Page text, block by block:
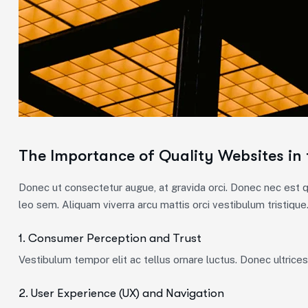
The Importance of Quality Websites
Donec ut consectetur augue, at gravida orci. Donec nec
leo sem. Aliquam viverra arcu mattis orci vestibulum
1. Consumer Perception and Trust
Vestibulum tempor elit ac tellus ornare luctus. Donec
2. User Experience (UX) and Navigation